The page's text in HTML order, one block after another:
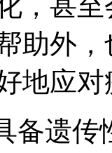
助外
地应对
备遗传